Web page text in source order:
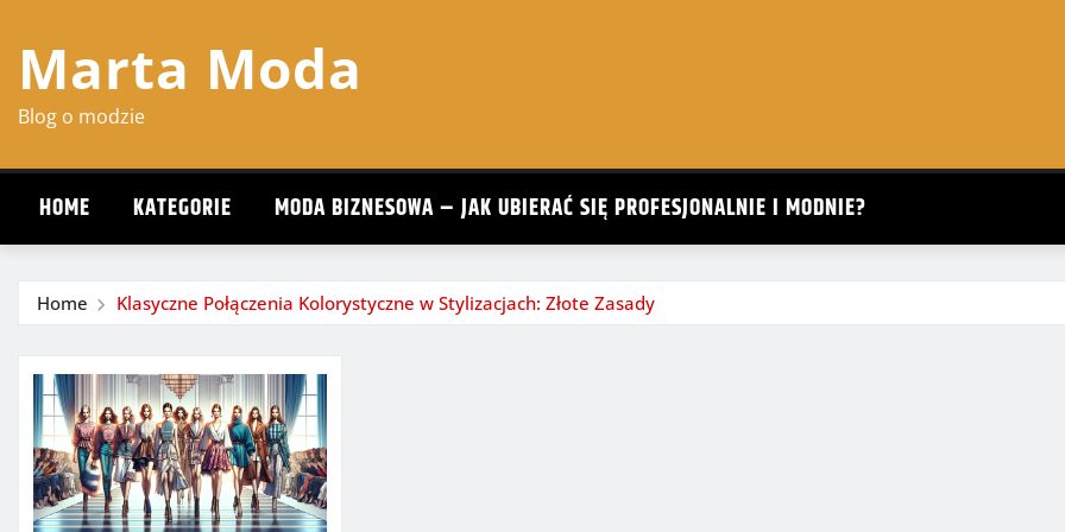
content
Marta Moda
Blog o modzie
HOME KATEGORIE MODA BIZNESOWA – JAK UBIERAĆ SIĘ PROFESJONALNIE I MODNIE?
Home Klasyczne Połączenia Kolorystyczne w Stylizacjach: Złote Zasady